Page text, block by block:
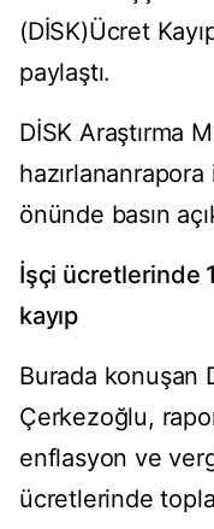
(DİSK)Ücret
paylaştı.
DİSK Araştırma
önünde basın
İşçi ücretlerinde
kayıp
Burada konuşan
Çerkezoğlu,
enflasyon ve
ücretlerinde